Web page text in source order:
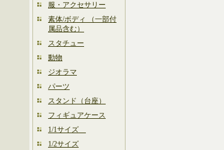
服・アクセサリー
素体/ボディ （一部付
属品含む）
スタチュー
動物
ジオラマ
パーツ
スタンド（台座）
フィギュアケース
1/1サイズ
1/2サイズ